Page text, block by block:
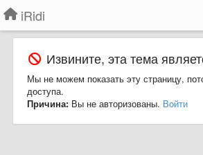
iRidi
Извините, эта тема
Мы не можем показать эту страницу,
доступа.
Причина: Вы не авторизованы. Войти